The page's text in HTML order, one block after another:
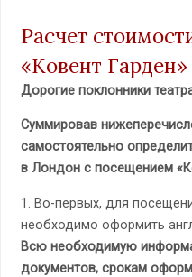
Расчет
«Ковент Гарден»
Дорогие поклонники
Суммировав
самостоятельно
в Лондон с посещением
1. Во-первых, для
необходимо оформить
Всю необходимую
документов, срокам